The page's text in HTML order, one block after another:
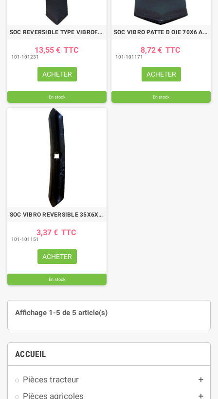
ACCUEIL
Pièces tracteur add
Pièces agricoles add
SOC REVERSIBLE TYPE VIBROFLEX 65X8X292 AD. KONGSKILDE
13,55 € TTC
101-101231
ACHETER
En stock
SOC VIBRO PATTE D OIE 70X6 AD. KONGSKILDE
8,72 € TTC
101-101171
ACHETER
En stock
SOC VIBRO REVERSIBLE 35X6X215 AD. KONGSKILDE
3,37 € TTC
101-101151
ACHETER
En stock
Affichage 1-5 de 5 article(s)